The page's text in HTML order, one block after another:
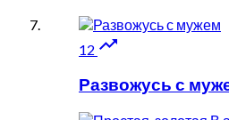
12 
Развожусь с